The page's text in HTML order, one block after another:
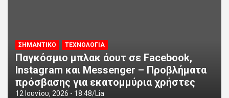
ΣΗΜΑΝΤΙΚΟ ΤΕΧΝΟΛΟΓΙΑ
Παγκόσμιο μπλακ άουτ σε Facebook,
Instagram και Messenger – Προβλήματα
πρόσβασης για εκατομμύρια χρήστες
12 Ιουνίου, 2026 - 18:48 Lia